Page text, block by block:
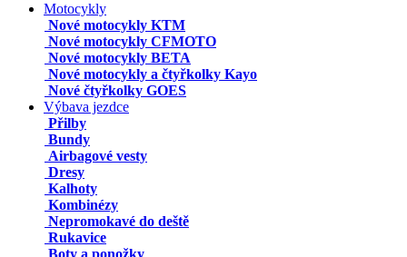
Motocykly
Nové motocykly KTM
Nové motocykly CFMOTO
Nové motocykly BETA
Nové motocykly a čtyřkolky Kayo
Nové čtyřkolky GOES
Výbava jezdce
Přilby
Bundy
Airbagové vesty
Dresy
Kalhoty
Kombinézy
Nepromokavé do deště
Rukavice
Boty a ponožky